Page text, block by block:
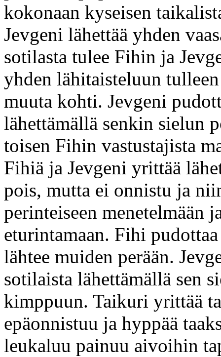
kokonaan kyseisen
Jevgeni lähettää yhden
sotilasta tulee Fihin ja
yhden lähitaisteluun
muuta kohti. Jevgeni
lähettämällä senkin sielun
toisen Fihin vastustajista
Fihiä ja Jevgeni yrittää
pois, mutta ei onnistu ja
perinteiseen menetelmään
eturintamaan. Fihi
lähtee muiden perään.
sotilaista lähettämällä sen
kimppuun. Taikuri yrittää
epäonnistuu ja hyppää
leukaluu painuu aivoihin